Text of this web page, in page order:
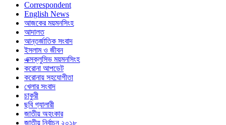
Correspondent
English News
আজকের ময়মনসিংহ
আদালত
আন্তর্জাতিক সংবাদ
ইসলাম ও জীবন
এক্সক্লুসিভ ময়মনসিংহ
করোনা আপডেট
করোনায় সহযোগীতা
খেলার সংবাদ
চাকুরী
ছবি গ্যালারী
জাতীয় অহংকার
জাতীয় নির্বাচন ২০১৮